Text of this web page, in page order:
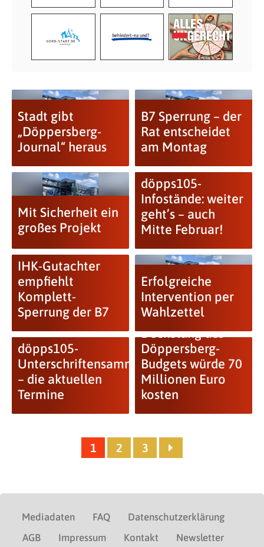
Stadt gibt
„Döppersberg-
Journal“ heraus
B7 Sperrung – der
Rat entscheidet
am Montag
Mit Sicherheit ein
großes Projekt
döpps105-
Infostände: weiter
geht’s – auch
Mitte Februar!
IHK-Gutachter
empfiehlt
Komplett-
Sperrung der B7
Erfolgreiche
Intervention per
Wahlzettel
döpps105-
Unterschriftensammlung
– die aktuellen
Termine
Deckelung des
Döppersberg-
Budgets würde 70
Millionen Euro
kosten
1 2 3
Mediadaten FAQ
Datenschutzerklärung
AGB
Impressum Kontakt Newsletter